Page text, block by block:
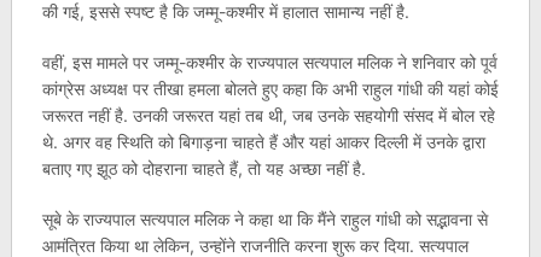
की गई, इससे स्पष्ट है कि जम्मू-कश्मीर में हालात सामान्य नहीं है.
वहीं, इस मामले पर जम्मू-कश्मीर के राज्यपाल सत्यपाल मलिक ने शनिवार को पूर्व
कांग्रेस अध्यक्ष पर तीखा हमला बोलते हुए कहा कि अभी राहुल गांधी की यहां कोई
जरूरत नहीं है. उनकी जरूरत यहां तब थी, जब उनके सहयोगी संसद में बोल रहे
थे. अगर वह स्थिति को बिगाड़ना चाहते हैं और यहां आकर दिल्ली में उनके द्वारा
बताए गए झूठ को दोहराना चाहते हैं, तो यह अच्छा नहीं है.
सूबे के राज्यपाल सत्यपाल मलिक ने कहा था कि मैंने राहुल गांधी को सद्भावना से
आमंत्रित किया था लेकिन, उन्होंने राजनीति करना शुरू कर दिया. सत्यपाल